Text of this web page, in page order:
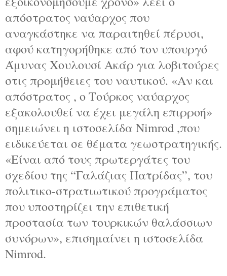
απόστρατος ναύαρχος που
αναγκάστηκε να παραιτηθεί πέρυσι,
αφού κατηγορήθηκε από τον υπουργό
Άμυνας Χουλουσί Ακάρ για λοβιτούρες
στις προμήθειες του ναυτικού. «Αν και
απόστρατος , ο Τούρκος ναύαρχος
εξακολουθεί να έχει μεγάλη επιρροή»
σημειώνει η ιστοσελίδα Nimrod ,που
ειδικεύεται σε θέματα γεωστρατηγικής.
«Είναι από τους πρωτεργάτες του
σχεδίου της “Γαλάζιας Πατρίδας”, του
πολιτικο-στρατιωτικού προγράματος
που υποστηρίζει την επιθετική
προστασία των τουρκικών θαλάσσιων
συνόρων», επισημαίνει η ιστοσελίδα
Nimrod.